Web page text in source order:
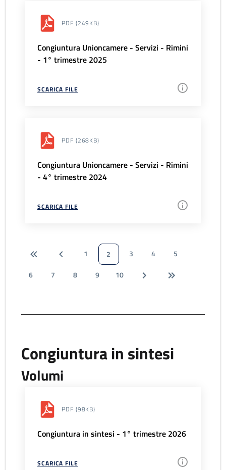
PDF (249KB)
Congiuntura Unioncamere - Servizi - Rimini
- 1° trimestre 2025
SCARICA FILE
PDF (268KB)
Congiuntura Unioncamere - Servizi - Rimini
- 4° trimestre 2024
SCARICA FILE
1 2 3 4
5
6
7 8 9 10
Congiuntura in sintesi
Volumi
PDF (98KB)
Congiuntura in sintesi - 1° trimestre 2026
SCARICA FILE